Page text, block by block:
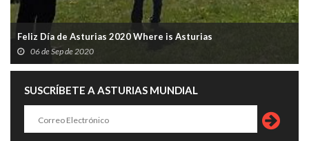
Feliz Día de Asturias 2020 Where is Asturias
06 de Sep de 2020
SUSCRÍBETE A ASTURIAS MUNDIAL